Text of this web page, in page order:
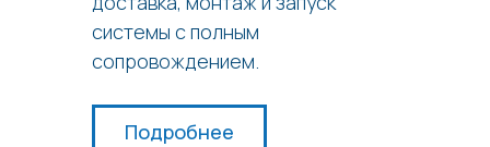
системы с полным
сопровождением.
Подробнее